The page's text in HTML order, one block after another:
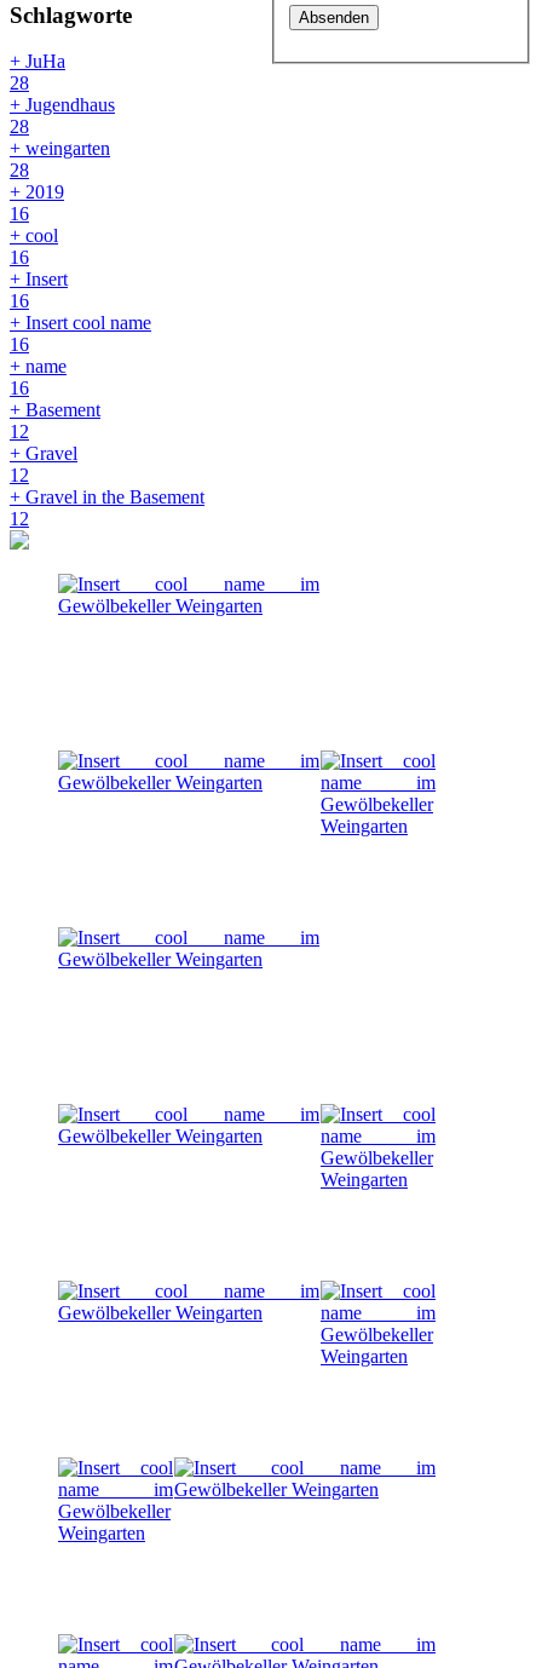
Schlagworte
+ JuHa
28
+ Jugendhaus
28
+ weingarten
28
+ 2019
16
+ cool
16
+ Insert
16
+ Insert cool name
16
+ name
16
+ Basement
12
+ Gravel
12
+ Gravel in the Basement
12